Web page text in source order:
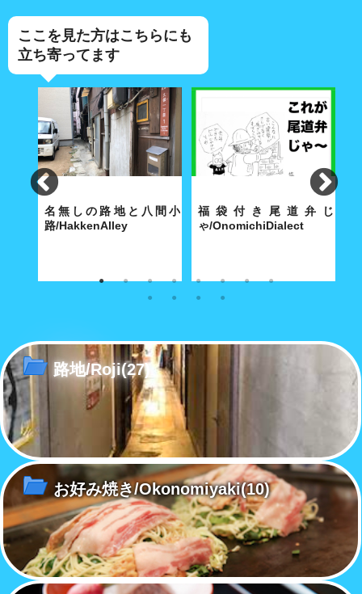
ここを見た方はこちらにも
立ち寄ってます
名無しの路地と八間小
路/HakkenAlley
奥深い路地の真ん中に大きな空
福袋付き尾道弁じ
ゃ/OnomichiDialect
経済合理性が優先する現代社会
路地/Roji(27)
お好み焼き/Okonomiyaki(10)